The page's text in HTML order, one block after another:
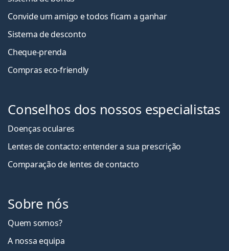
Convide um amigo e todos ficam a ganhar
Sistema de desconto
Cheque-prenda
Compras eco-friendly
Conselhos dos nossos especialistas
Doenças oculares
Lentes de contacto: entender a sua prescrição
Comparação de lentes de contacto
Sobre nós
Quem somos?
A nossa equipa